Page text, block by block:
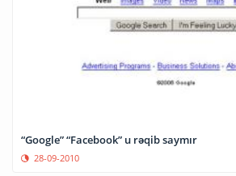
“Google” “Facebook” u rəqib saymır
28-09-2010